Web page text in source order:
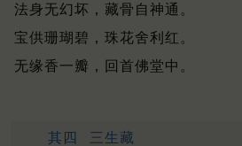
法身无幻坏，藏骨自神通。
宝供珊瑚碧，珠花舍利红。
无缘香一瓣，回首佛堂中。
其四 三生藏